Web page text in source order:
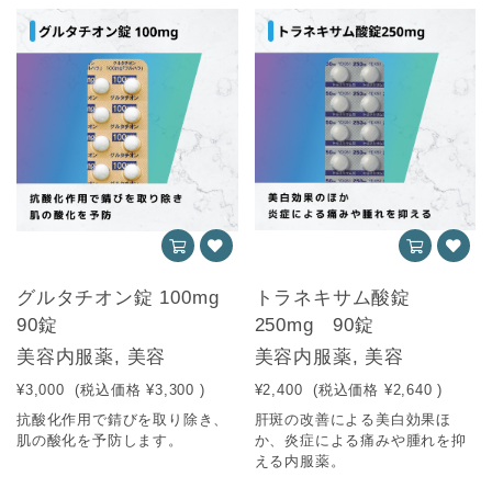
グルタチオン錠 100mg
90錠
美容内服薬, 美容
¥3,000 (税込価格 ¥3,300 )
抗酸化作用で錆びを取り除き、
肌の酸化を予防します。
トラネキサム酸錠
250mg 90錠
美容内服薬, 美容
¥2,400 (税込価格 ¥2,640 )
肝斑の改善による美白効果ほ
か、炎症による痛みや腫れを抑
える内服薬。